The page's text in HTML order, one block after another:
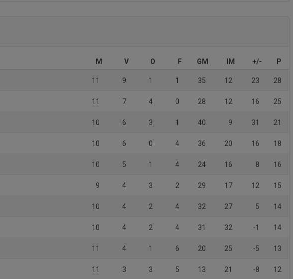
M V O F GM IM +/- P
11 9 1 1 35 12 23 28
11 7 4 0 28 12 16 25
10 6 3 1 40 9 31 21
10 6 0 4 36 20 16 18
10 5 1 4 24 16 8 16
9 4 3 2 29 17 12 15
10 4 2 4 32 27 5 14
10 4 2 4 31 32 -1 14
11 4 1 6 20 25 -5 13
11 3 3 5 13 21 -8 12